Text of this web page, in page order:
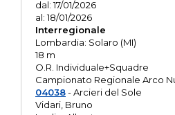
dal: 17/01/2026
al: 18/01/2026
Interregionale
Lombardia: Solaro (MI)
18 m
O.R. Individuale+Squadre
Campionato Regionale Arco
04038- Arcieri del Sole
Vidari, Bruno